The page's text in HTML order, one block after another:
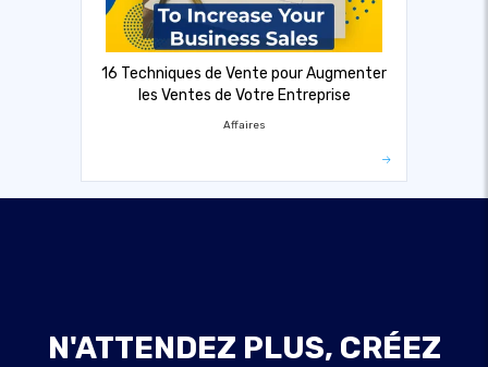
16 Techniques de Vente pour Augmenter
les Ventes de Votre Entreprise
Affaires
N'ATTENDEZ PLUS, CRÉEZ